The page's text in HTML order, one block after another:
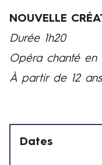
NOUVELLE
Durée 1h20
Opéra chanté en
À partir de 12 ans
Dates